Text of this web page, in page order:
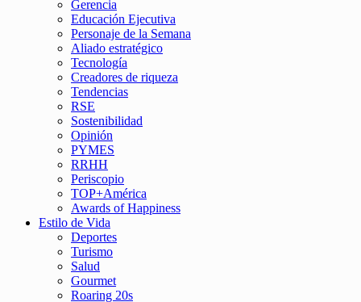
Gerencia
Educación Ejecutiva
Personaje de la Semana
Aliado estratégico
Tecnología
Creadores de riqueza
Tendencias
RSE
Sostenibilidad
Opinión
PYMES
RRHH
Periscopio
TOP+América
Awards of Happiness
Estilo de Vida
Deportes
Turismo
Salud
Gourmet
Roaring 20s